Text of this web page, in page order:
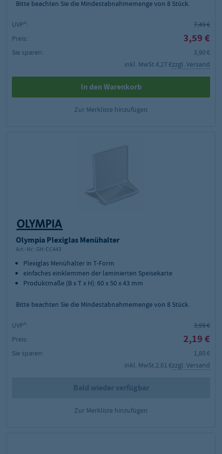
Bitte beachten Sie die Mindestabnahmemenge von 8 Stück.
UVP²:
7,49 €
Preis:
3,59 €
Sie sparen:
3,90 €
inkl. MwSt.4,27 €zzgl. Versand
In den Warenkorb
Zur Merkliste hinzufügen
Olympia Plexiglas Menühalter
Art.-Nr.: GH-CC443
Plexiglas Menühalter in T-Form
einfaches einklemmen der laminierten Speisekarte
Produktmaße (B x T x H): 60 x 50 x 43 mm
Bitte beachten Sie die Mindestabnahmemenge von 8 Stück.
UVP²:
3,99 €
Preis:
2,19 €
Sie sparen:
1,80 €
inkl. MwSt.2,61 €zzgl. Versand
Bald wieder verfügbar
Zur Merkliste hinzufügen